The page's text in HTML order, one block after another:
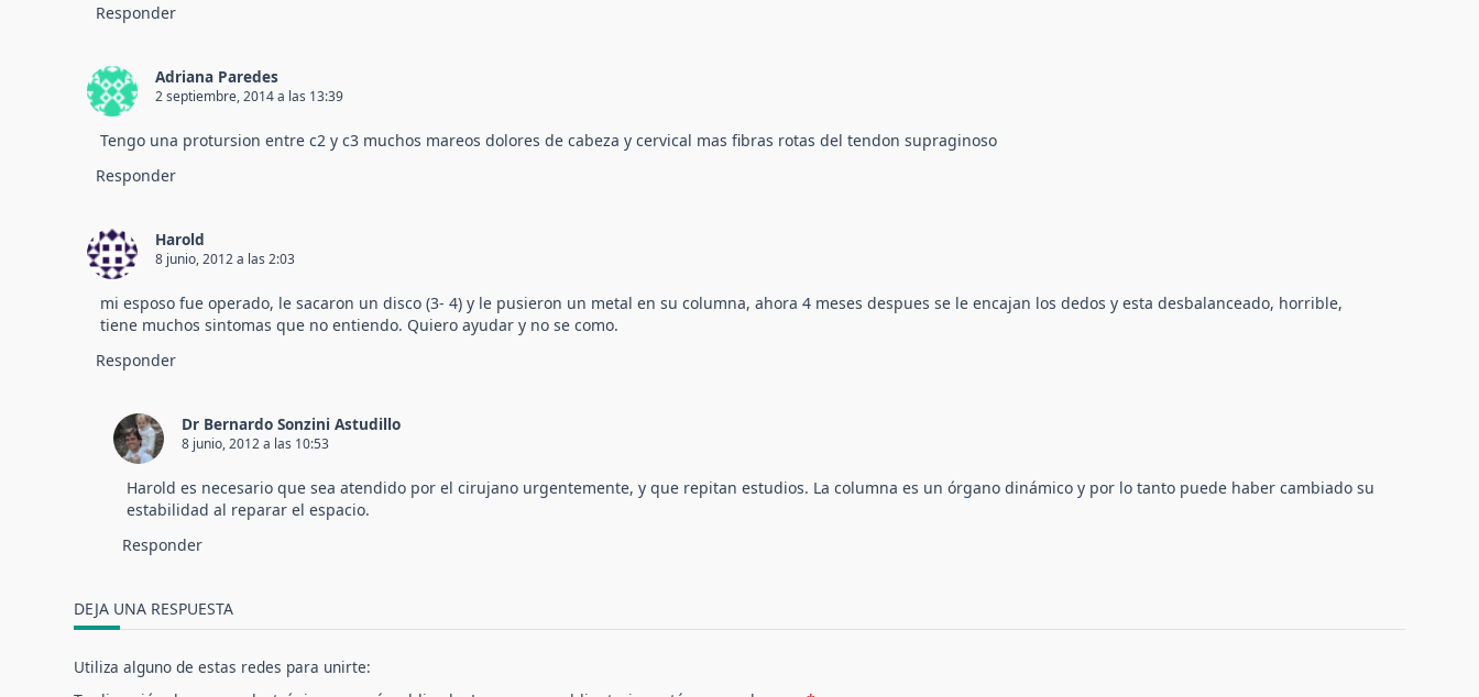
Responder
Adriana Paredes
2 septiembre, 2014 a las 13:39
Tengo una protursion entre c2 y c3 muchos mareos dolores de cabeza y cervical mas fibras rotas del tendon supraginoso
Responder
Harold
8 junio, 2012 a las 2:03
mi esposo fue operado, le sacaron un disco (3- 4) y le pusieron un metal en su columna, ahora 4 meses despues se le encajan los dedos y esta desbalanceado, horrible,
tiene muchos sintomas que no entiendo. Quiero ayudar y no se como.
Responder
Dr Bernardo Sonzini Astudillo
8 junio, 2012 a las 10:53
Harold es necesario que sea atendido por el cirujano urgentemente, y que repitan estudios. La columna es un órgano dinámico y por lo tanto puede haber cambiado su
estabilidad al reparar el espacio.
Responder
DEJA UNA RESPUESTA
Utiliza alguno de estas redes para unirte: